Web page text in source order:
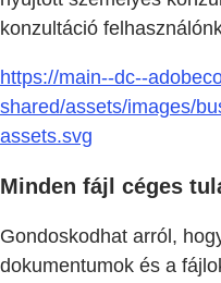
konzultáció
https://main--dc--
shared/assets/images/
assets.svg
Minden fájl céges
Gondoskodhat arról,
dokumentumok és a